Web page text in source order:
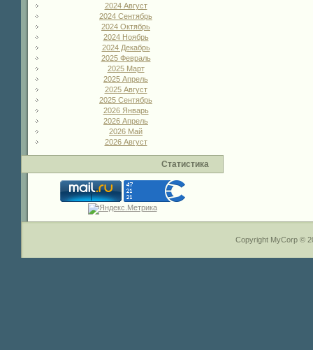
2024 Август
2024 Сентябрь
2024 Октябрь
2024 Ноябрь
2024 Декабрь
2025 Февраль
2025 Март
2025 Апрель
2025 Август
2025 Сентябрь
2026 Январь
2026 Апрель
2026 Май
2026 Август
Статистика
Copyright MyCorp ©